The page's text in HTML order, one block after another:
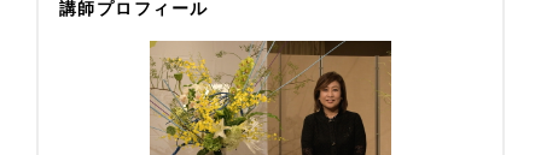
講師プロフィール